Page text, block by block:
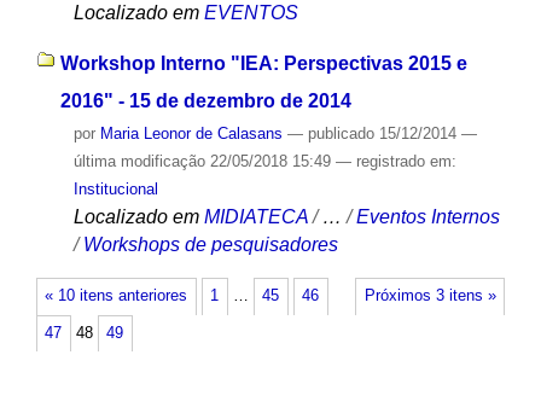
Localizado em EVENTOS
Workshop Interno "IEA: Perspectivas 2015 e
2016" - 15 de dezembro de 2014
por Maria Leonor de Calasans — publicado15/12/2014 —
última modificação22/05/2018 15:49 — registrado em:
Institucional
Localizado em MIDIATECA /…/Eventos Internos
/Workshops de pesquisadores
« 10 itens anteriores Próximos 3 itens »
1 … 45 46
47 48 49